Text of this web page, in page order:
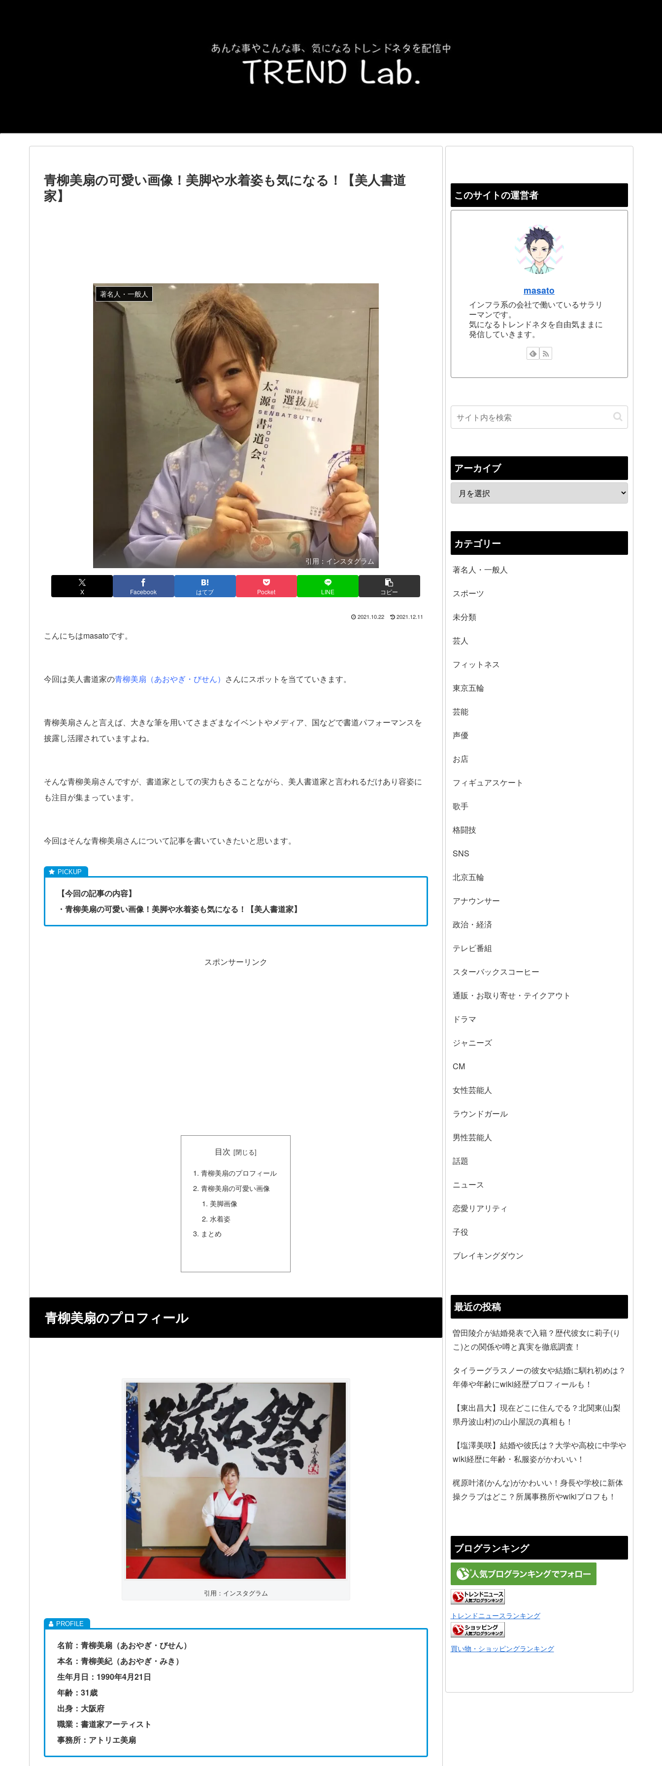
青柳美扇の可愛い画像！美脚や水着姿も気になる！【美人書道
家】
著名人・一般人
引用：インスタグラム
X Facebook はてブ Pocket LINE コピー
2021.10.22 2021.12.11
こんにちはmasatoです。
今回は美人書道家の青柳美扇（あおやぎ・びせん） さんにスポットを当てていきます。
青柳美扇さんと言えば、大きな筆を用いてさまざまなイベントやメディア、国などで書道パフォーマンスを
披露し活躍されていますよね。
そんな青柳美扇さんですが、書道家としての実力もさることながら、美人書道家と言われるだけあり容姿に
も注目が集まっています。
今回はそんな青柳美扇さんについて記事を書いていきたいと思います。
【今回の記事の内容】
・青柳美扇の可愛い画像！美脚や水着姿も気になる！【美人書道家】
スポンサーリンク
目次
青柳美扇のプロフィール
青柳美扇の可愛い画像
美脚画像
水着姿
まとめ
青柳美扇のプロフィール
引用：インスタグラム
名前：青柳美扇（あおやぎ・びせん）
本名：青柳美紀（あおやぎ・みき）
生年月日：1990年4月21日
年齢：31歳
出身：大阪府
職業：書道家アーティスト
事務所：アトリエ美扇
このサイトの運営者
masato
インフラ系の会社で働いているサラリ
ーマンです。
気になるトレンドネタを自由気ままに
発信していきます。
アーカイブ
カテゴリー
著名人・一般人
スポーツ
未分類
芸人
フィットネス
東京五輪
芸能
声優
お店
フィギュアスケート
歌手
格闘技
SNS
北京五輪
アナウンサー
政治・経済
テレビ番組
スターバックスコーヒー
通販・お取り寄せ・テイクアウト
ドラマ
ジャニーズ
CM
女性芸能人
ラウンドガール
男性芸能人
話題
ニュース
恋愛リアリティ
子役
ブレイキングダウン
最近の投稿
曽田陵介が結婚発表で入籍？歴代彼女に莉子(り
こ)との関係や噂と真実を徹底調査！
タイラーグラスノーの彼女や結婚に馴れ初めは？
年俸や年齢にwiki経歴プロフィールも！
【東出昌大】現在どこに住んでる？北関東(山梨
県丹波山村)の山小屋説の真相も！
【塩澤美咲】結婚や彼氏は？大学や高校に中学や
wiki経歴に年齢・私服姿がかわいい！
梶原叶渚(かんな)がかわいい！身長や学校に新体
操クラブはどこ？所属事務所やwikiプロフも！
ブログランキング
トレンドニュースランキング
買い物・ショッピングランキング